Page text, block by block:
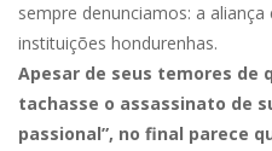
sempre denunciamos: a
instituições hondurenhas.
Apesar de seus temores de
tachasse o assassinato de
passional”, no final parece